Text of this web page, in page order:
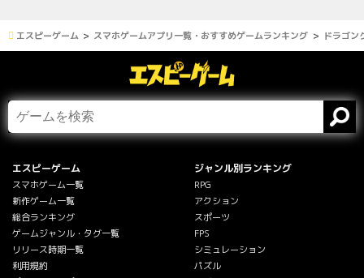
エスピーゲーム スマホゲームアプリ一覧・おすすめゲームランキング ドラゴン
エスピーゲーム
スマホゲーム一覧
新作ゲーム一覧
総合ランキング
ゲームジャンル・タグ一覧
リリース時期一覧
利用規約
ジャンル別ランキング
RPG
アクション
スポーツ
FPS
シミュレーション
パズル